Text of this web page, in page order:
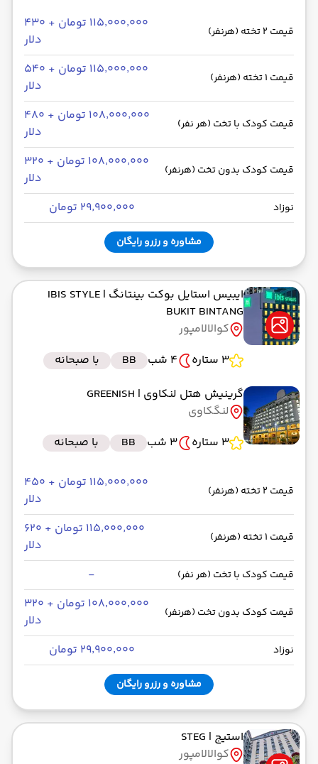
قیمت 2 تخته (هرنفر)
۱۱۵٬۰۰۰٬۰۰۰ تومان + ۴۳۰
دلار
قیمت 1 تخته (هرنفر)
۱۱۵٬۰۰۰٬۰۰۰ تومان + ۵۴۰
دلار
قیمت کودک با تخت (هر نفر)
۱۰۸٬۰۰۰٬۰۰۰ تومان + ۴۸۰
دلار
قیمت کودک بدون تخت (هرنفر)
۱۰۸٬۰۰۰٬۰۰۰ تومان + ۳۲۰
دلار
نوزاد ۲۹٬۹۰۰٬۰۰۰ تومان
مشاوره و رزرو رایگان
ایبیس استایل بوکت بینتانگ | IBIS STYLE
BUKIT BINTANG
کوالالامپور
3 ستاره
4 شب BB
با صبحانه
گرینیش هتل لنکاوی | GREENISH
لنگکاوی
3 ستاره
3 شب BB با صبحانه
قیمت 2 تخته (هرنفر)
۱۱۵٬۰۰۰٬۰۰۰ تومان + ۴۵۰
دلار
قیمت 1 تخته (هرنفر)
۱۱۵٬۰۰۰٬۰۰۰ تومان + ۶۲۰
دلار
قیمت کودک با تخت (هر نفر) -
قیمت کودک بدون تخت (هرنفر)
۱۰۸٬۰۰۰٬۰۰۰ تومان + ۳۲۰
دلار
نوزاد ۲۹٬۹۰۰٬۰۰۰ تومان
مشاوره و رزرو رایگان
استیج | STEG
کوالالامپور